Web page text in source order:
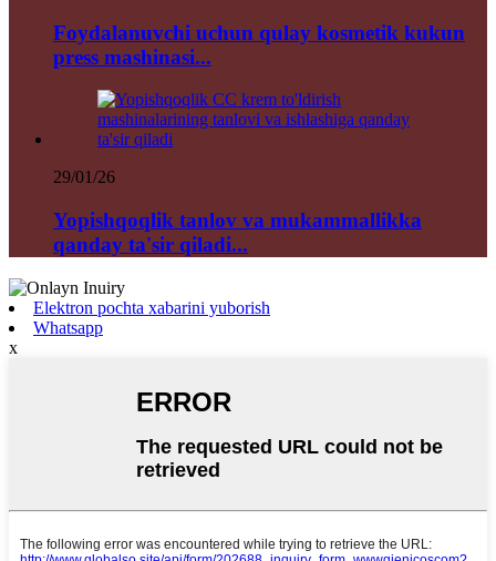
Foydalanuvchi uchun qulay kosmetik kukun
press mashinasi...
29/01/26
Yopishqoqlik tanlov va mukammallikka
qanday ta'sir qiladi...
Elektron pochta xabarini yuborish
Whatsapp
x